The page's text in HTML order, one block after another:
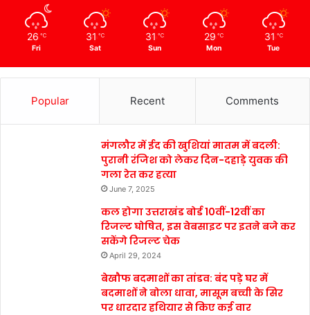
26 ℃
Fri
31 ℃
Sat
31 ℃
Sun
29 ℃
Mon
31 ℃
Tue
Popular Recent Comments
मंगलौर में ईद की खुशियां मातम में बदली:
पुरानी रंजिश को लेकर दिन-दहाड़े युवक की
गला रेत कर हत्या
June 7, 2025
कल होगा उत्तराखंड बोर्ड 10वीं-12वीं का
रिजल्ट घोषित, इस वेबसाइट पर इतने बजे कर
सकेंगे रिजल्ट चेक
April 29, 2024
बेखौफ बदमाशों का तांडव: बंद पड़े घर में
बदमाशों ने बोला धावा, मासूम बच्ची के सिर
पर धारदार हथियार से किए कई वार